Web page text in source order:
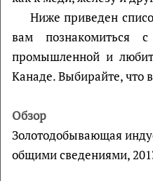
Ниже приведен
вам познакомиться
промышленной и
Канаде. Выбирайте, что
Обзор
Золотодобывающая
общими сведениями,